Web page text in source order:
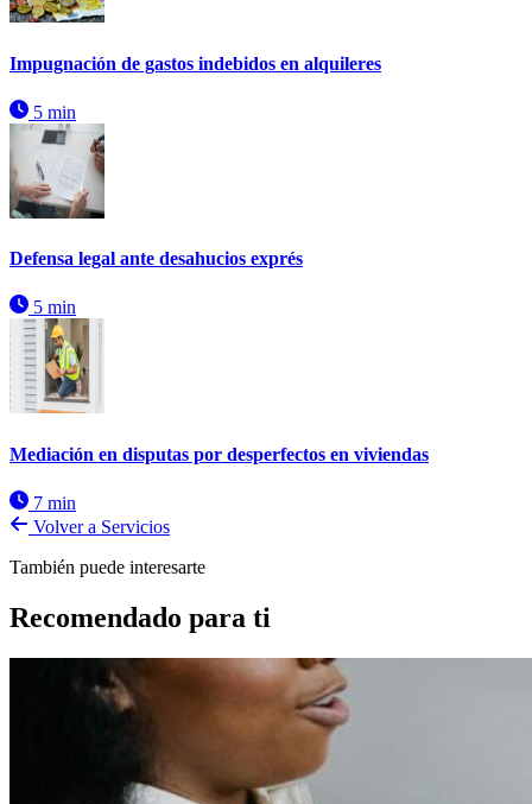
Impugnación de gastos indebidos en alquileres
5 min
Defensa legal ante desahucios exprés
5 min
Mediación en disputas por desperfectos en viviendas
7 min
Volver a Servicios
También puede interesarte
Recomendado para ti